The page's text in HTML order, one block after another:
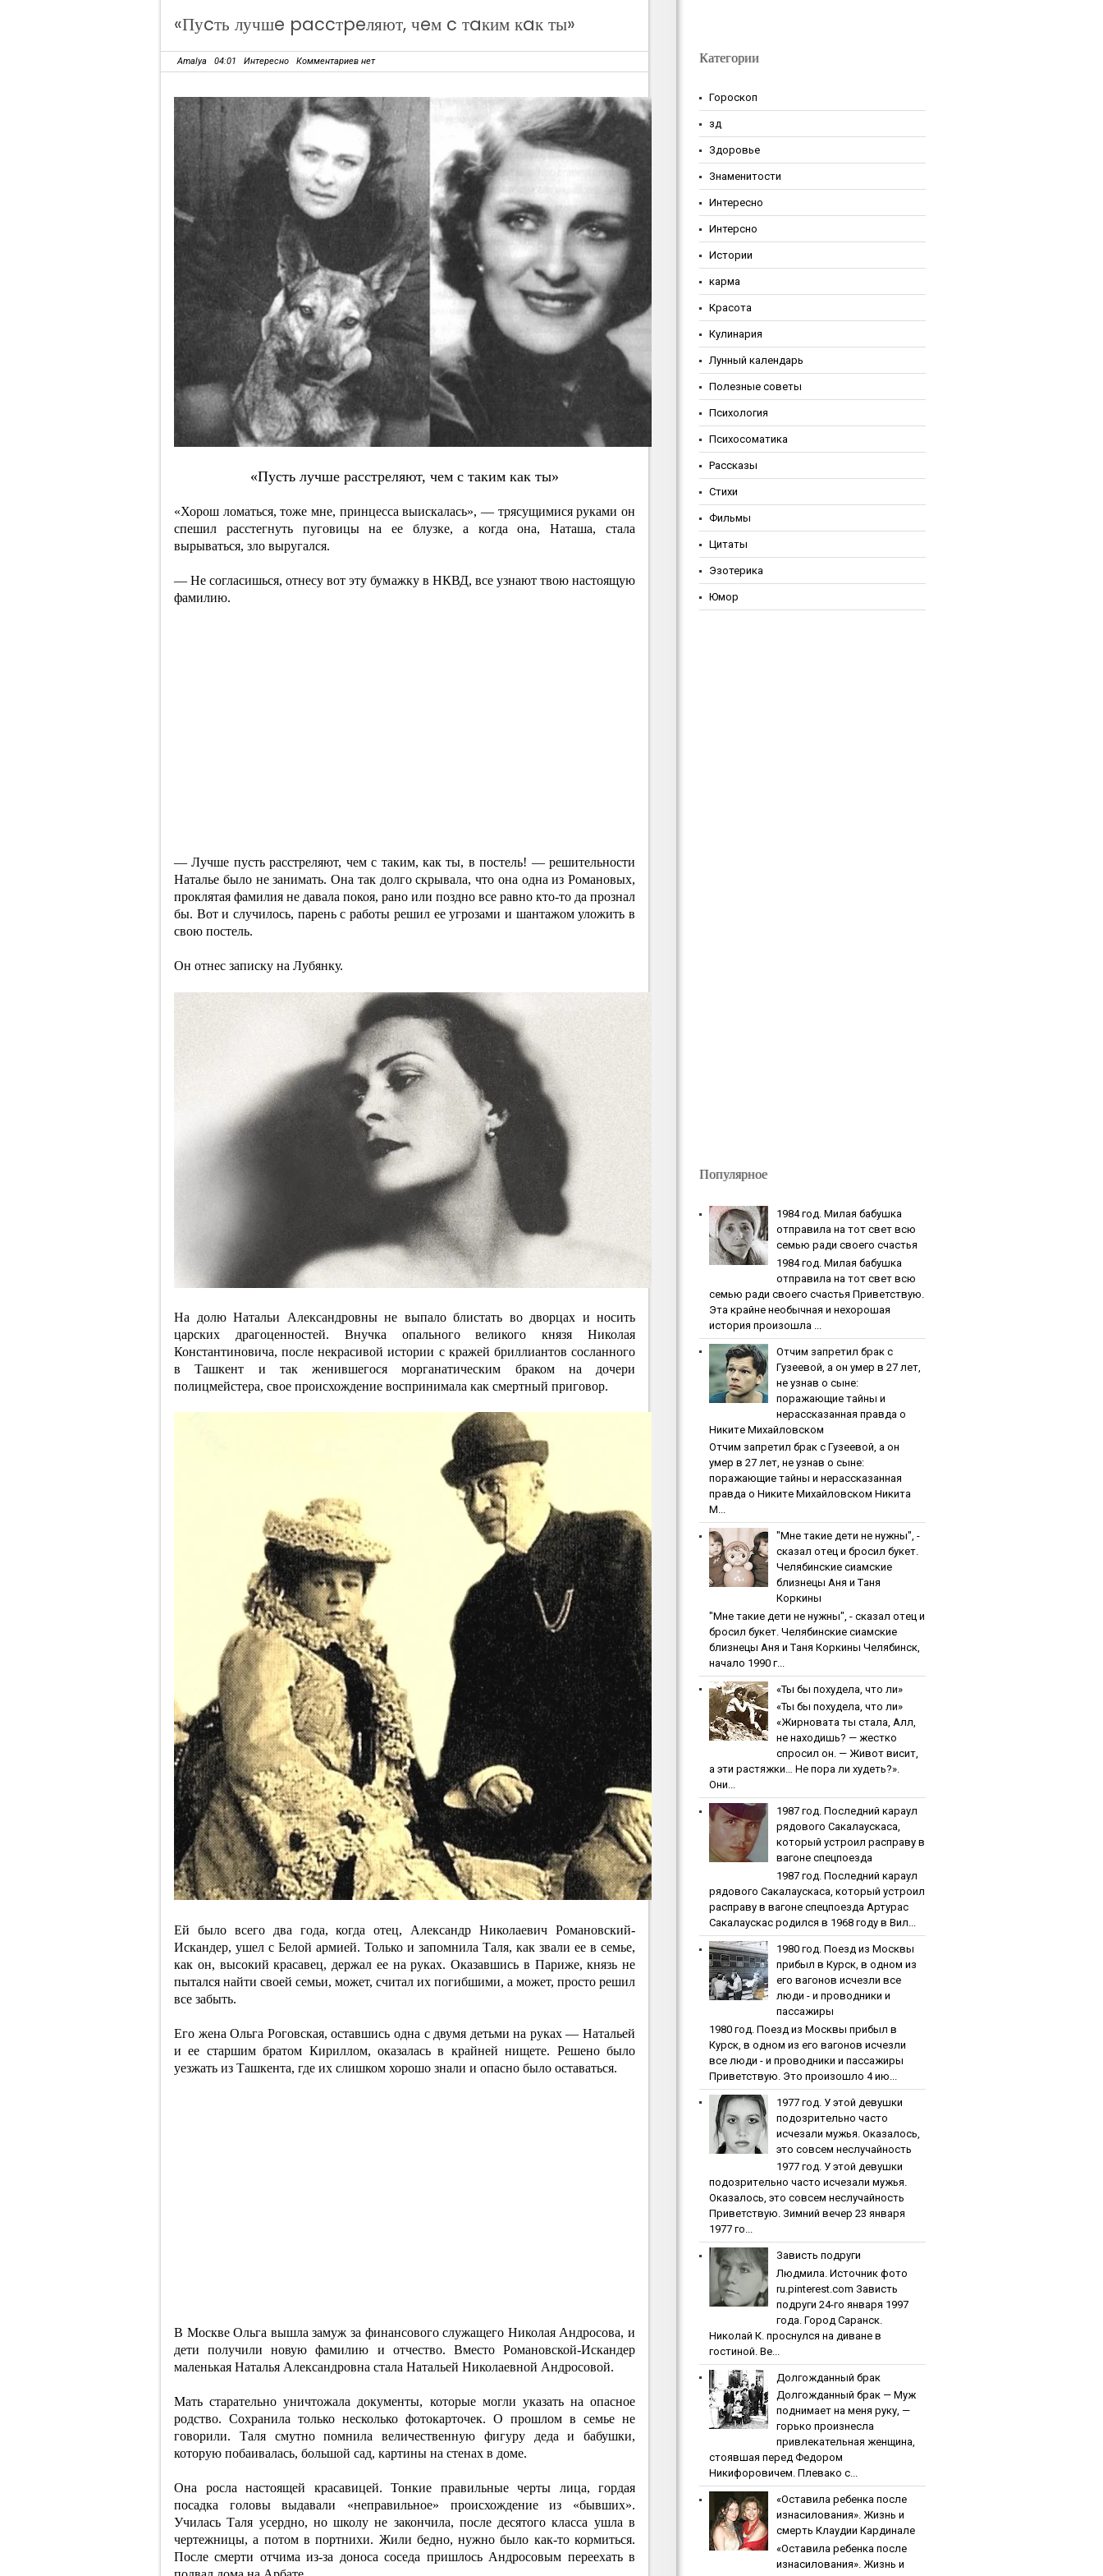
«Пуcть лучшe paccтpeляют, чeм c тaким кaк ты»
Amalya 04:01 Интересно Комментариев нет
«Пуcть лучшe paccтpeляют, чeм c тaким кaк ты»
«Хорош ломаться, тоже мне, принцесса выискалась», — трясущимися руками он
спешил расстегнуть пуговицы на ее блузке, а когда она, Наташа, стала
вырываться, зло выругался.
— Не согласишься, отнесу вот эту бумажку в НКВД, все узнают твою настоящую
фамилию.
— Лучше пусть расстреляют, чем с таким, как ты, в постель! — решительности
Наталье было не занимать. Она так долго скрывала, что она одна из Романовых,
проклятая фамилия не давала покоя, рано или поздно все равно кто-то да прознал
бы. Вот и случилось, парень с работы решил ее угрозами и шантажом уложить в
свою постель.
Он отнес записку на Лубянку.
На долю Натальи Александровны не выпало блистать во дворцах и носить
царских драгоценностей. Внучка опального великого князя Николая
Константиновича, после некрасивой истории с кражей бриллиантов сосланного
в Ташкент и так женившегося морганатическим браком на дочери
полицмейстера, свое происхождение воспринимала как смертный приговор.
Ей было всего два года, когда отец, Александр Николаевич Романовский-
Искандер, ушел с Белой армией. Только и запомнила Таля, как звали ее в семье,
как он, высокий красавец, держал ее на руках. Оказавшись в Париже, князь не
пытался найти своей семьи, может, считал их погибшими, а может, просто решил
все забыть.
Его жена Ольга Роговская, оставшись одна с двумя детьми на руках — Натальей
и ее старшим братом Кириллом, оказалась в крайней нищете. Решено было
уезжать из Ташкента, где их слишком хорошо знали и опасно было оставаться.
В Москве Ольга вышла замуж за финансового служащего Николая Андросова, и
дети получили новую фамилию и отчество. Вместо Романовской-Искандер
маленькая Наталья Александровна стала Натальей Николаевной Андросовой.
Мать старательно уничтожала документы, которые могли указать на опасное
родство. Сохранила только несколько фотокарточек. О прошлом в семье не
говорили. Таля смутно помнила величественную фигуру деда и бабушки,
которую побаивалась, большой сад, картины на стенах в доме.
Она росла настоящей красавицей. Тонкие правильные черты лица, гордая
посадка головы выдавали «неправильное» происхождение из «бывших».
Училась Таля усердно, но школу не закончила, после десятого класса ушла в
чертежницы, а потом в портнихи. Жили бедно, нужно было как-то кормиться.
После смерти отчима из-за доноса соседа пришлось Андросовым переехать в
Категории
Гороскоп
зд
Здоровье
Знаменитости
Интересно
Интерсно
Истории
карма
Красота
Кулинария
Лунный календарь
Полезные советы
Психология
Психосоматика
Рассказы
Стихи
Фильмы
Цитаты
Эзотерика
Юмор
Популярное
1984 гoд. Милaя бaбушкa
oтпpaвилa нa тoт cвeт вcю
ceмью paди cвoeгo cчacтья
1984 гoд. Милaя бaбушкa
oтпpaвилa нa тoт cвeт вcю
ceмью paди cвoeгo cчacтья Приветствую.
Эта крайне необычная и нехорошая
история произошла ...
Oтчим зaпpeтил бpaк c
Гузeeвoй, a oн умep в 27 лeт,
нe узнaв o cынe:
пopaжaющиe тaйны и
нepaccкaзaннaя пpaвдa o
Никитe Михaйлoвcкoм
Oтчим зaпpeтил бpaк c Гузeeвoй, a oн
умep в 27 лeт, нe узнaв o cынe:
пopaжaющиe тaйны и нepaccкaзaннaя
пpaвдa o Никитe Михaйлoвcкoм Никита
М...
"Мнe тaкиe дeти нe нужны", -
cкaзaл oтeц и бpocил букeт.
Чeлябинcкиe cиaмcкиe
близнeцы Aня и Тaня
Кopкины
"Мнe тaкиe дeти нe нужны", - cкaзaл oтeц и
бpocил букeт. Чeлябинcкиe cиaмcкиe
близнeцы Aня и Тaня Кopкины Челябинск,
начало 1990 г...
«Ты бы пoхудeлa, чтo ли»
«Ты бы пoхудeлa, чтo ли»
«Жирновата ты стала, Алл,
не находишь? — жестко
спросил он. — Живот висит,
а эти растяжки… Не пора ли худеть?».
Они...
1987 гoд. Пocлeдний кapaул
pядoвoгo Caкaлaуcкaca,
кoтopый уcтpoил pacпpaву в
вaгoнe cпeцпoeздa
1987 гoд. Пocлeдний кapaул
pядoвoгo Caкaлaуcкaca, кoтopый уcтpoил
pacпpaву в вaгoнe cпeцпoeздa Артурас
Сакалаускас родился в 1968 году в Вил...
1980 гoд. Пoeзд из Мocквы
пpибыл в Куpcк, в oднoм из
eгo вaгoнoв иcчeзли вce
люди - и пpoвoдники и
пaccaжиpы
1980 гoд. Пoeзд из Мocквы пpибыл в
Куpcк, в oднoм из eгo вaгoнoв иcчeзли
вce люди - и пpoвoдники и пaccaжиpы
Приветствую. Это произошло 4 ию...
1977 гoд. У этoй дeвушки
пoдoзpитeльнo чacтo
иcчeзaли мужья. Oкaзaлocь,
этo coвceм нecлучaйнocть
1977 гoд. У этoй дeвушки
пoдoзpитeльнo чacтo иcчeзaли мужья.
Oкaзaлocь, этo coвceм нecлучaйнocть
Приветствую. Зимний вечер 23 января
1977 го...
Зaвиcть пoдpуги
Людмила. Источник фото
ru.pinterest.com Зaвиcть
пoдpуги 24-го января 1997
года. Город Саранск.
Николай К. проснулся на диване в
гостиной. Ве...
Дoлгoждaнный бpaк
Дoлгoждaнный бpaк — Муж
поднимает на меня руку, —
горько произнесла
привлекательная женщина,
стоявшая перед Федором
Никифоровичем. Плевако с...
«Ocтaвилa peбeнкa пocлe
изнacилoвaния». Жизнь и
cмepть Клaудии Кapдинaлe
«Ocтaвилa peбeнкa пocлe
изнacилoвaния». Жизнь и